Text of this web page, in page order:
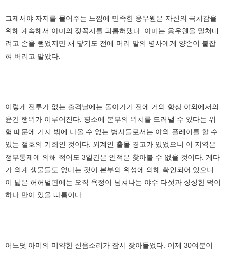
그제서야 자지를 물어주는 느낌에 만족한 응우웬은 자신의 극치감을
위해 계속해서 아미의 젖꼭지를 괴롭혀댔다. 아미는 응우웬을 밀쳐내
려고 손을 뻗었지만 채 닿기도 전에 머리 맡의 병사에게 양손이 붙잡
혀 버리고 말았다.
이렇게 전투가 없는 출격날에는 돌아가기 전에 거의 항상 야외에서의
윤간 행위가 이루어진다. 평소에 본부의 위치를 드러낼 수 있다는 위
험 때문에 기지 밖에 나올 수 없는 병사들로서는 야외 플레이를 할 수
있는 절호의 기회인 것이다. 외계인 출몰 경고가 있었으니 이 지역은
정부통제에 의해 적어도 3일간은 인적은 찾아볼 수 없을 것이다. 게다
가 외계 생물들도 없다는 것이 본부의 위성에 의해 확인되어 있으니
이 넓은 허허벌판에는 오직 욕정이 넘쳐나는 야수 다섯과 싱싱한 먹이
하나 만이 있을 따름이다.
어느덧 아미의 미약한 신음소리가 잠시 잦아들었다. 이제 30여분이